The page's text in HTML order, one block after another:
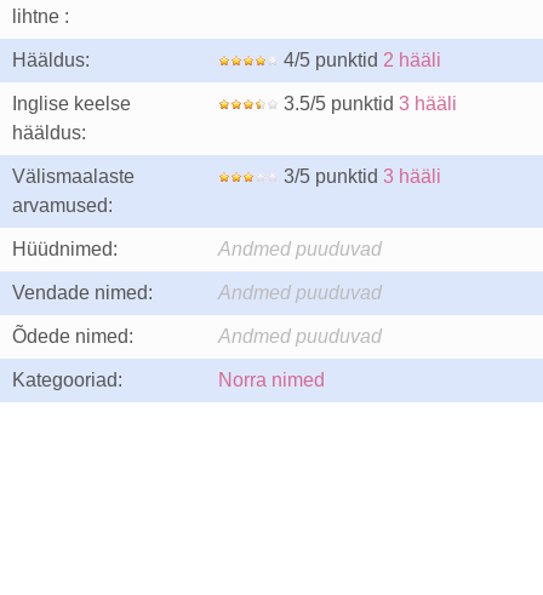
lihtne :
Hääldus: 4/5 punktid 2 hääli
Inglise keelse
hääldus:
3.5/5 punktid 3 hääli
Välismaalaste
arvamused:
3/5 punktid 3 hääli
Hüüdnimed: Andmed puuduvad
Vendade nimed: Andmed puuduvad
Õdede nimed: Andmed puuduvad
Kategooriad: Norra nimed